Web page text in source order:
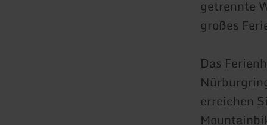
getrennte
großes
Das
erreichen